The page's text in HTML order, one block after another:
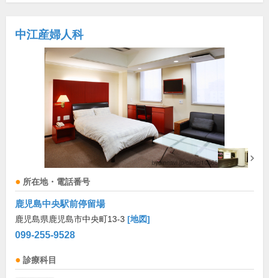
中江産婦人科
所在地・電話番号
鹿児島中央駅前停留場
鹿児島県鹿児島市中央町13-3 [地図]
099-255-9528
診療科目